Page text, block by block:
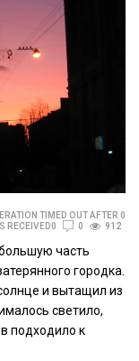
TIMED OUT AFTER 0
RECEIVED0
0 912
часть
городка.
и вытащил из
светило,
подходило к